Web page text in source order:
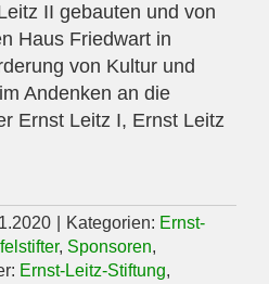
II gebauten und von
Haus Friedwart in
von Kultur und
Andenken an die
Ernst Leitz I, Ernst Leitz
Kategorien: Ernst-
, Sponsoren,
Ernst-Leitz-Stiftung,